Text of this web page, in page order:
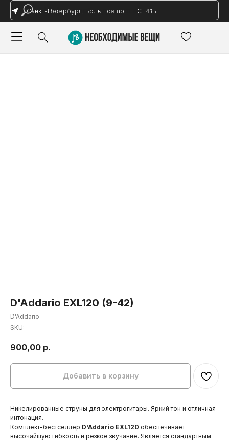
Санкт-Петербург, Большой пр. П. С. 41Б.
D'Addario EXL120 (9-42)
D'Addario
SKU:
900,00 р.
Добавить в корзину
Никелированные струны для электрогитары. Яркий тон и отличная
интонация.
Комплект-бестселлер D'Addario EXL120 обеспечивает
высочайшую гибкость и резкое звучание. Является стандартным